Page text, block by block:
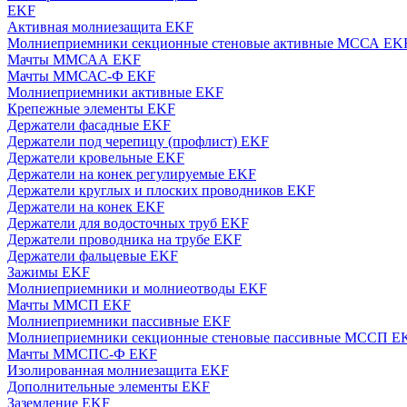
EKF
Активная молниезащита EKF
Молниеприемники секционные стеновые активные МССА
Мачты ММСАА EKF
Мачты ММСАС-Ф EKF
Молниеприемники активные EKF
Крепежные элементы EKF
Держатели фасадные EKF
Держатели под черепицу (профлист) EKF
Держатели кровельные EKF
Держатели на конек регулируемые EKF
Держатели круглых и плоских проводников EKF
Держатели на конек EKF
Держатели для водосточных труб EKF
Держатели проводника на трубе EKF
Держатели фальцевые EKF
Зажимы EKF
Молниеприемники и молниеотводы EKF
Мачты ММСП EKF
Молниеприемники пассивные EKF
Молниеприемники секционные стеновые пассивные МССП
Мачты ММСПС-Ф EKF
Изолированная молниезащита EKF
Дополнительные элементы EKF
Заземление EKF